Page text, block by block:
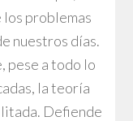
los problemas
nuestros días.
pese a todo lo
la teoría
Defiende